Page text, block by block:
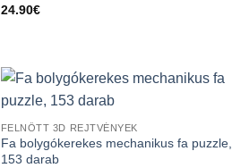
24.90€
FELNŐTT 3D REJTVÉNYEK
Fa bolygókerekes mechanikus fa puzzle,
153 darab